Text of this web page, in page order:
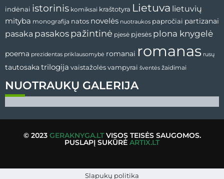
NUOTRAUKŲ GALERIJA
indėnai istorinis komiksai kraštotyra Lietuva lietuvių
mityba monografija natos novelės nuotraukos papročiai partizanai
pasaka pasakos pažintinė pjesė pjesės plona knygelė
poema prezidentas priklausomybė romanai romanas rusų
tautosaka trilogija vaistažolėsvampyrai šventės žaidimai
© 2023 GERAKNYGA.LTVISOS TEISĖS SAUGOMOS.
PUSLAPĮ SUKŪRĖ ARTIX.LT
Slapukų politika